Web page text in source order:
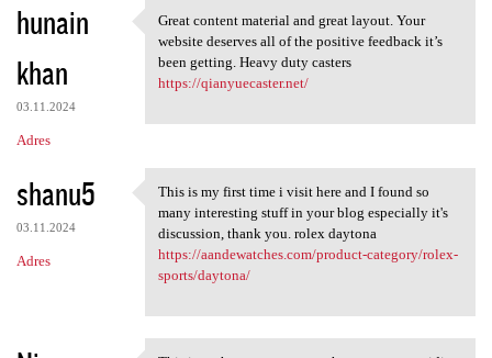
hunain
khan
03.11.2024
Adres
Great content material and
Great content material and great layout. Your
website deserves all of the positive feedback it’s
been getting. Heavy duty casters
https://qianyuecaster.net/
shanu5
03.11.2024
Adres
This is my first time i visit
This is my first time i visit here and I found so
many interesting stuff in your blog especially it's
discussion, thank you. rolex daytona
https://aandewatches.com/product-category/rolex-
sports/daytona/